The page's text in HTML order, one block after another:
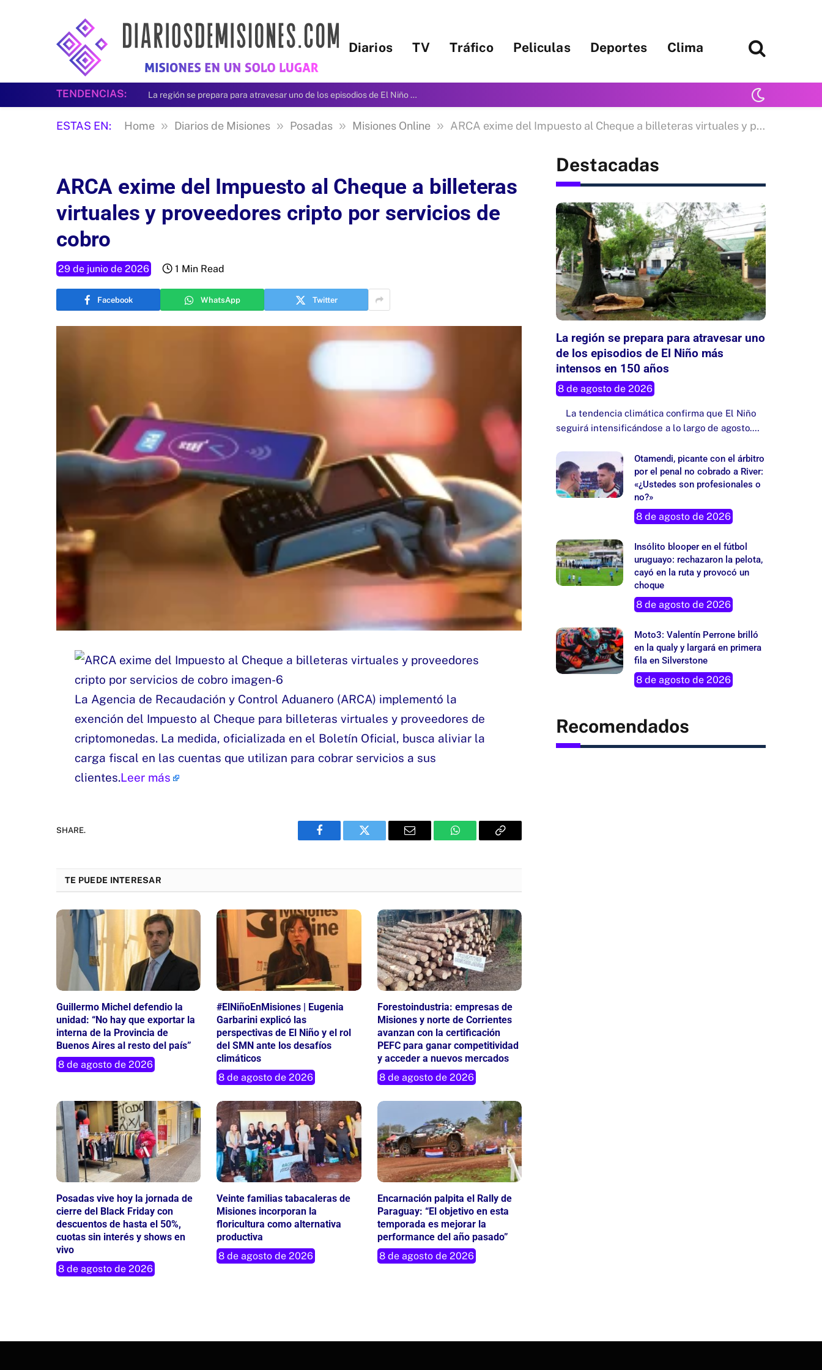
Diarios TV Tráfico Peliculas Deportes Clima
TENDENCIAS: La región se prepara para atravesar uno de los episodios de El Niño más intensos en 150 años
ESTAS EN: Home » Diarios de Misiones » Posadas » Misiones Online » ARCA exime del Impuesto al Cheque a billeteras virtuales y proveedores cripto por servicios de cobro
ARCA exime del Impuesto al Cheque a billeteras
virtuales y proveedores cripto por servicios de
cobro
29 de junio de 2026 1 Min Read
Facebook WhatsApp Twitter
La Agencia de Recaudación y Control Aduanero (ARCA) implementó la
exención del Impuesto al Cheque para billeteras virtuales y proveedores de
criptomonedas. La medida, oficializada en el Boletín Oficial, busca aliviar la
carga fiscal en las cuentas que utilizan para cobrar servicios a sus
clientes.Leer más
SHARE.
Facebook Twitter Email WhatsAppCopy
TE PUEDE INTERESAR
Guillermo Michel defendio la
unidad: “No hay que exportar la
interna de la Provincia de
Buenos Aires al resto del país”
8 de agosto de 2026
#ElNiñoEnMisiones | Eugenia
Garbarini explicó las
perspectivas de El Niño y el rol
del SMN ante los desafíos
climáticos
8 de agosto de 2026
Forestoindustria: empresas de
Misiones y norte de Corrientes
avanzan con la certificación
PEFC para ganar competitividad
y acceder a nuevos mercados
8 de agosto de 2026
Posadas vive hoy la jornada de
cierre del Black Friday con
descuentos de hasta el 50%,
cuotas sin interés y shows en
vivo
8 de agosto de 2026
Veinte familias tabacaleras de
Misiones incorporan la
floricultura como alternativa
productiva
8 de agosto de 2026
Encarnación palpita el Rally de
Paraguay: “El objetivo en esta
temporada es mejorar la
performance del año pasado”
8 de agosto de 2026
Destacadas
La región se prepara para atravesar uno
de los episodios de El Niño más
intensos en 150 años
8 de agosto de 2026
La tendencia climática confirma que El Niño
seguirá intensificándose a lo largo de agosto.…
Otamendi, picante con el árbitro
por el penal no cobrado a River:
«¿Ustedes son profesionales o
no?»
8 de agosto de 2026
Insólito blooper en el fútbol
uruguayo: rechazaron la pelota,
cayó en la ruta y provocó un
choque
8 de agosto de 2026
Moto3: Valentín Perrone brilló
en la qualy y largará en primera
fila en Silverstone
8 de agosto de 2026
Recomendados